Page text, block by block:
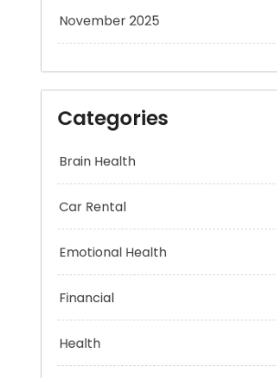
November 2025
Categories
Brain Health
Financial